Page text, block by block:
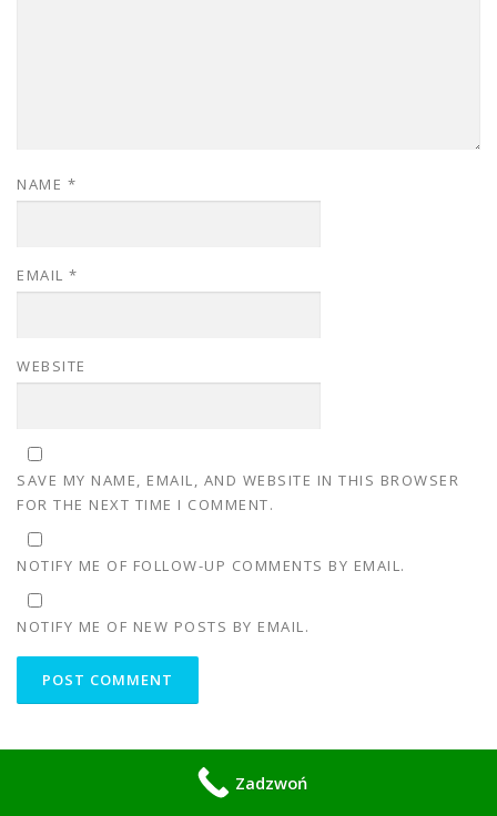
NAME *
EMAIL *
WEBSITE
SAVE MY NAME, EMAIL, AND WEBSITE IN THIS BROWSER
FOR THE NEXT TIME I COMMENT.
NOTIFY ME OF FOLLOW-UP COMMENTS BY EMAIL.
NOTIFY ME OF NEW POSTS BY EMAIL.
MOBILNY SPAWACZ - CENTRALNA POLSKA
Zadzwoń